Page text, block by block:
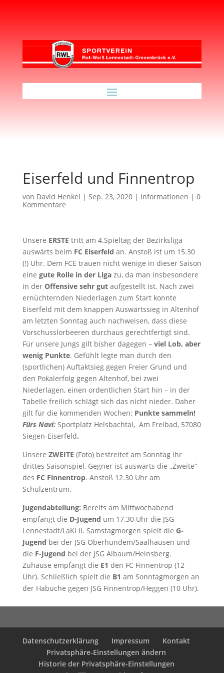
Eiserfeld und Finnentrop
von David Henkel | Sep. 23, 2020| Informationen | 0
Kommentare
Unsere ERSTE tritt am 4.Spieltag der Bezirksliga
auswärts beim FC Eiserfeld an. Anstoß ist um 15.30
(!) Uhr. Dem FCE trauen nicht wenige in dieser Saison
eine gute Rolle in der Ligazu, da man insbesondere
in der Offensive sehr gutaufgestellt ist. Nach zwei
ernüchternden Niederlagen zum Start konnte
Eiserfeld mit dem knappen Auswärtssieg in Altenhof
am letzten Sonntag auch nachweisen, dass diese
Vorschusslorbeeren durchaus gerechtfertigt sind.
Für unsere Jungs gilt bisher dagegen – viel Lob, aber
wenig Punkte. Gefühlt legte man durch den
(sportlichen) Auftaktsieg gegen Freier Grund und
den Pokalerfolg gegen Altenhof, bei zwei
Niederlagen, einen ordentlichen Start hin – in der
Tabelle freilich schlägt sich das nicht nieder. Daher
gilt für die kommenden Wochen: Punkte sammeln!
Fürs Navi: Sportplatz Helsbachtal, Am Freibad, 57080
Siegen-Eiserfeld.
Unsere ZWEITE (Foto) bestreitet am Sonntag ihr
drittes Saisonspiel, Gegner ist auswärts die „Zweite“
des FC Finnentrop. Anstoß 12.30 Uhr am
Schulzentrum.
Jugendabteilung: Bereits am Mittwochabend
empfängt die D-Jugend um 17.30 Uhr die JSG
Lennestadt/LaKi II. Samstagmorgen spielt die G-
Jugend bei der JSG Oberhundem/Saalhausen und
die F-Jugend bei der JSG Albaum/Heinsberg.
Zuhause empfängt die E1 den FC Finnentrop (12
Uhr). Schließlich spielt die B1 am Sonntagmorgen an
der Habuche gegen JSG Finnentrop/Heggen (10 Uhr).
Datenschutzerklärung Impressum
Kontakt
Privatsphäre-Einstellungen ändern
Historie der Privatsphäre-Einstellungen